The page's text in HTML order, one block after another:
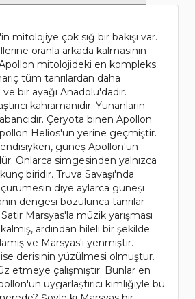
mitolojiye çok sığ bir bakışı var.
oranla arkada kalmasının
mitolojideki en kompleks
tüm tanrılardan daha
bir ayağı Anadolu'dadır.
kahramanıdır. Yunanların
Çeryota binen Apollon
Helios'un yerine geçmiştir.
güneş Apollon'un
Onlarca simgesinden yalnızca
biridir. Truva Savaşı'nda
diye aylarca güneşi
dengesi bozulunca tanrılar
Marsyas'la müzik yarışması
ardından hileli bir şekilde
ve Marsyas'ı yenmiştir.
ise derisinin yüzülmesi olmuştur.
etmeye çalışmıştır. Bunlar en
uygarlaştırıcı kimliğiyle bu